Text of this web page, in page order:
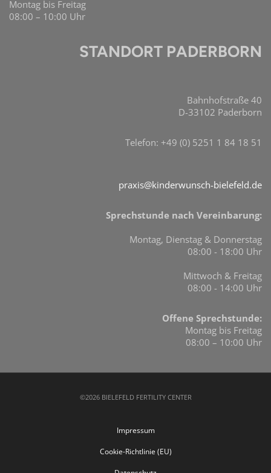
Montag bis Freitag
08:00 – 10:00 Uhr
STANDORT PADERBORN
Bahnhofstraße 40
D-33102 Paderborn
Telefon: +49 (0) 5251 1 84 18 51
praxis@kinderwunsch-bielefeld.de
Sprechstunde nach Vereinbarung:
Montag, Dienstag & Donnerstag
08:00 - 18:00 Uhr
Mittwoch & Freitag
08:00 - 14:00 Uhr
Offene Sprechstunde:
Montag bis Freitag
08:00 – 10:00 Uhr
©2026 BIELEFELD FERTILITY CENTER
Impressum
Cookie-Richtlinie (EU)